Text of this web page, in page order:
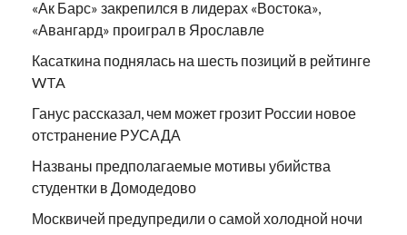
«Ак Барс» закрепился в лидерах «Востока»,
«Авангард» проиграл в Ярославле
Касаткина поднялась на шесть позиций в рейтинге
WTA
Ганус рассказал, чем может грозит России новое
отстранение РУСАДА
Названы предполагаемые мотивы убийства
студентки в Домодедово
Москвичей предупредили о самой холодной ночи